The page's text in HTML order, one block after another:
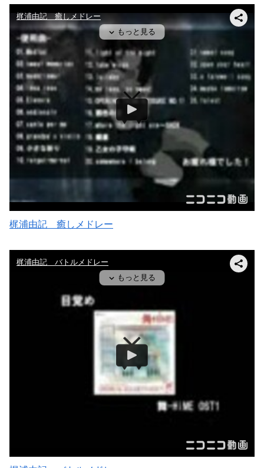
梶浦由記 癒しメドレー